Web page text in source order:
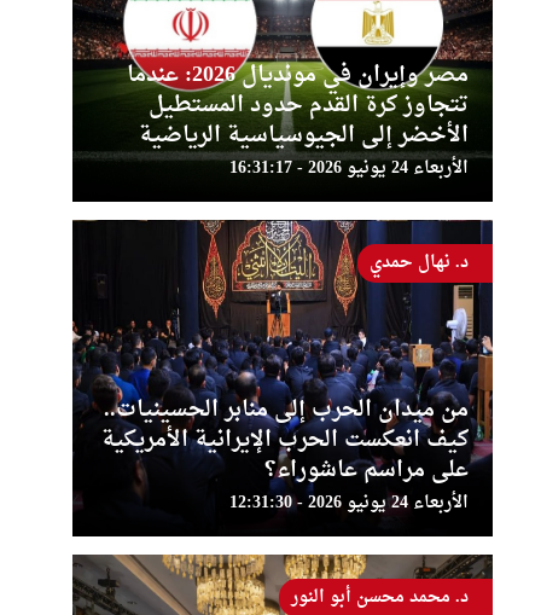
مصر وإيران في مونديال 2026: عندما
تتجاوز كرة القدم حدود المستطيل
الأخضر إلى الجيوسياسية الرياضية
الأربعاء 24 يونيو 2026 - 16:31:17
من ميدان الحرب إلى منابر الحسينيات..
كيف انعكست الحرب الإيرانية الأمريكية
على مراسم عاشوراء؟
الأربعاء 24 يونيو 2026 - 12:31:30
د. نهال حمدي
د. محمد محسن أبو النور